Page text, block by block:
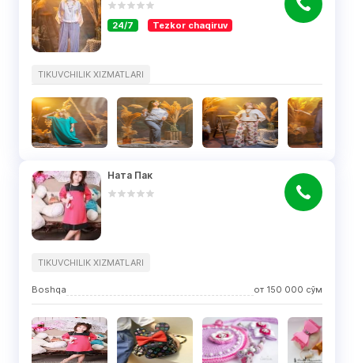
24/7 Tezkor chaqiruv
TIKUVCHILIK XIZMATLARI
Ната Пак
TIKUVCHILIK XIZMATLARI
Boshqa от 150 000 сўм